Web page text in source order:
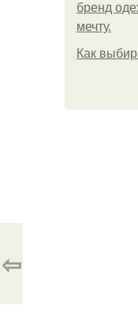
бренд
мечту.
Как
⇦